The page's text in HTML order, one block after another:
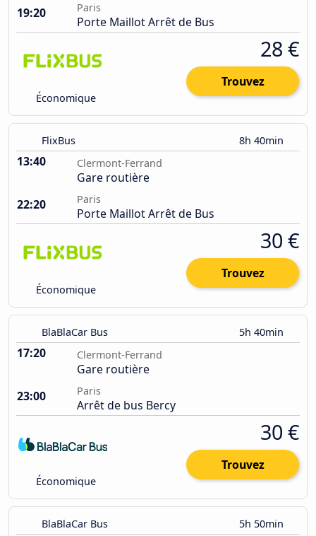
19:20
Paris
Porte Maillot Arrêt de Bus
Économique
28 €
Trouvez
FlixBus 8h 40min
13:40 Clermont-Ferrand
Gare routière
22:20
Paris
Porte Maillot Arrêt de Bus
Économique
30 €
Trouvez
BlaBlaCar Bus 5h 40min
17:20 Clermont-Ferrand
Gare routière
23:00
Paris
Arrêt de bus Bercy
Économique
30 €
Trouvez
BlaBlaCar Bus 5h 50min